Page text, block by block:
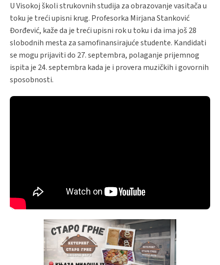
U Visokoj školi strukovnih studija za obrazovanje vasitača u
toku je treći upisni krug. Profesorka Mirjana Stanković
Đorđević, kaže da je treći upisni rok u toku i da ima još 28
slobodnih mesta za samofinansirajuće studente. Kandidati
se mogu prijaviti do 27. septembra, polaganje prijemnog
ispita je 24. septembra kada je i provera muzičkih i govornih
sposobnosti.